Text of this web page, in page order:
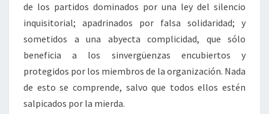
de los partidos dominados por una ley del silencio
inquisitorial; apadrinados por falsa solidaridad; y
sometidos a una abyecta complicidad, que sólo
beneficia a los sinvergüenzas encubiertos y
protegidos por los miembros de la organización. Nada
de esto se comprende, salvo que todos ellos estén
salpicados por la mierda.